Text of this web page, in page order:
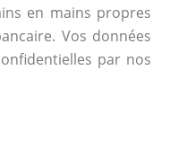
en mains propres
Vos données
par nos